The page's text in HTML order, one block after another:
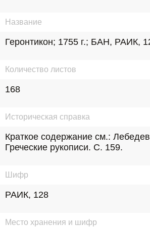
Название
Геронтикон; 1755 г.; БАН, РАИК,
Количество листов
168
Историческая справка
Краткое содержание см.:
Греческие рукописи. С. 159.
Шифр
РАИК, 128
Место хранения и шифр